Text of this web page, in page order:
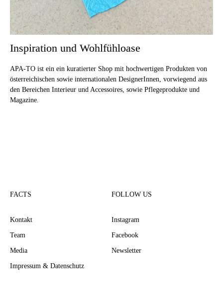
Inspiration und Wohlfühloase
APA-TO ist ein ein kuratierter Shop mit hochwertigen Produkten von
österreichischen sowie internationalen DesignerInnen, vorwiegend aus
den Bereichen Interieur und Accessoires, sowie Pflegeprodukte und
Magazine.
FACTS
Kontakt
Team
Media
Impressum & Datenschutz
FOLLOW US
Instagram
Facebook
Newsletter